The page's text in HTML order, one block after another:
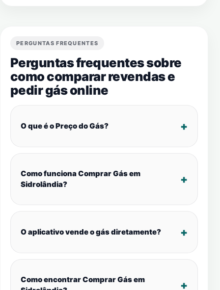
PERGUNTAS FREQUENTES
Perguntas frequentes sobre
como comparar revendas e
pedir gás online
O que é o Preço do Gás?
Como funciona Comprar Gás em
Sidrolândia?
O aplicativo vende o gás diretamente?
Como encontrar Comprar Gás em